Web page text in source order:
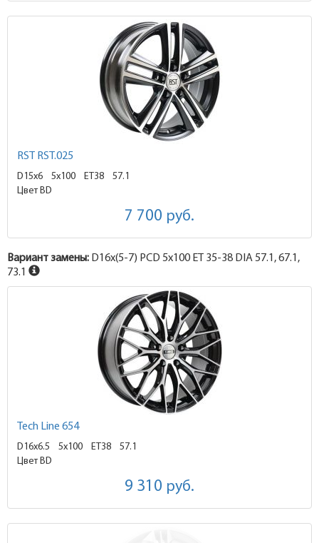
RST RST.025
D15x6 5x100 ET38
57.1
Цвет BD
7 700 руб.
Вариант замены: D16x(5-7) PCD 5x100 ET 35-38 DIA 57.1, 67.1,
73.1
Tech Line 654
D16x6.5 5x100 ET38
57.1
Цвет BD
9 310 руб.